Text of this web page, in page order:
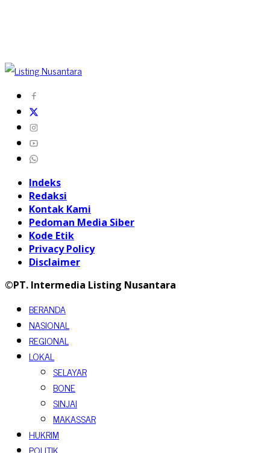
Indeks
Redaksi
Kontak Kami
Pedoman Media Siber
Kode Etik
Privacy Policy
Disclaimer
©PT. Intermedia Listing Nusantara
BERANDA
NASIONAL
REGIONAL
LOKAL
SELAYAR
BONE
SINJAI
MAKASSAR
HUKRIM